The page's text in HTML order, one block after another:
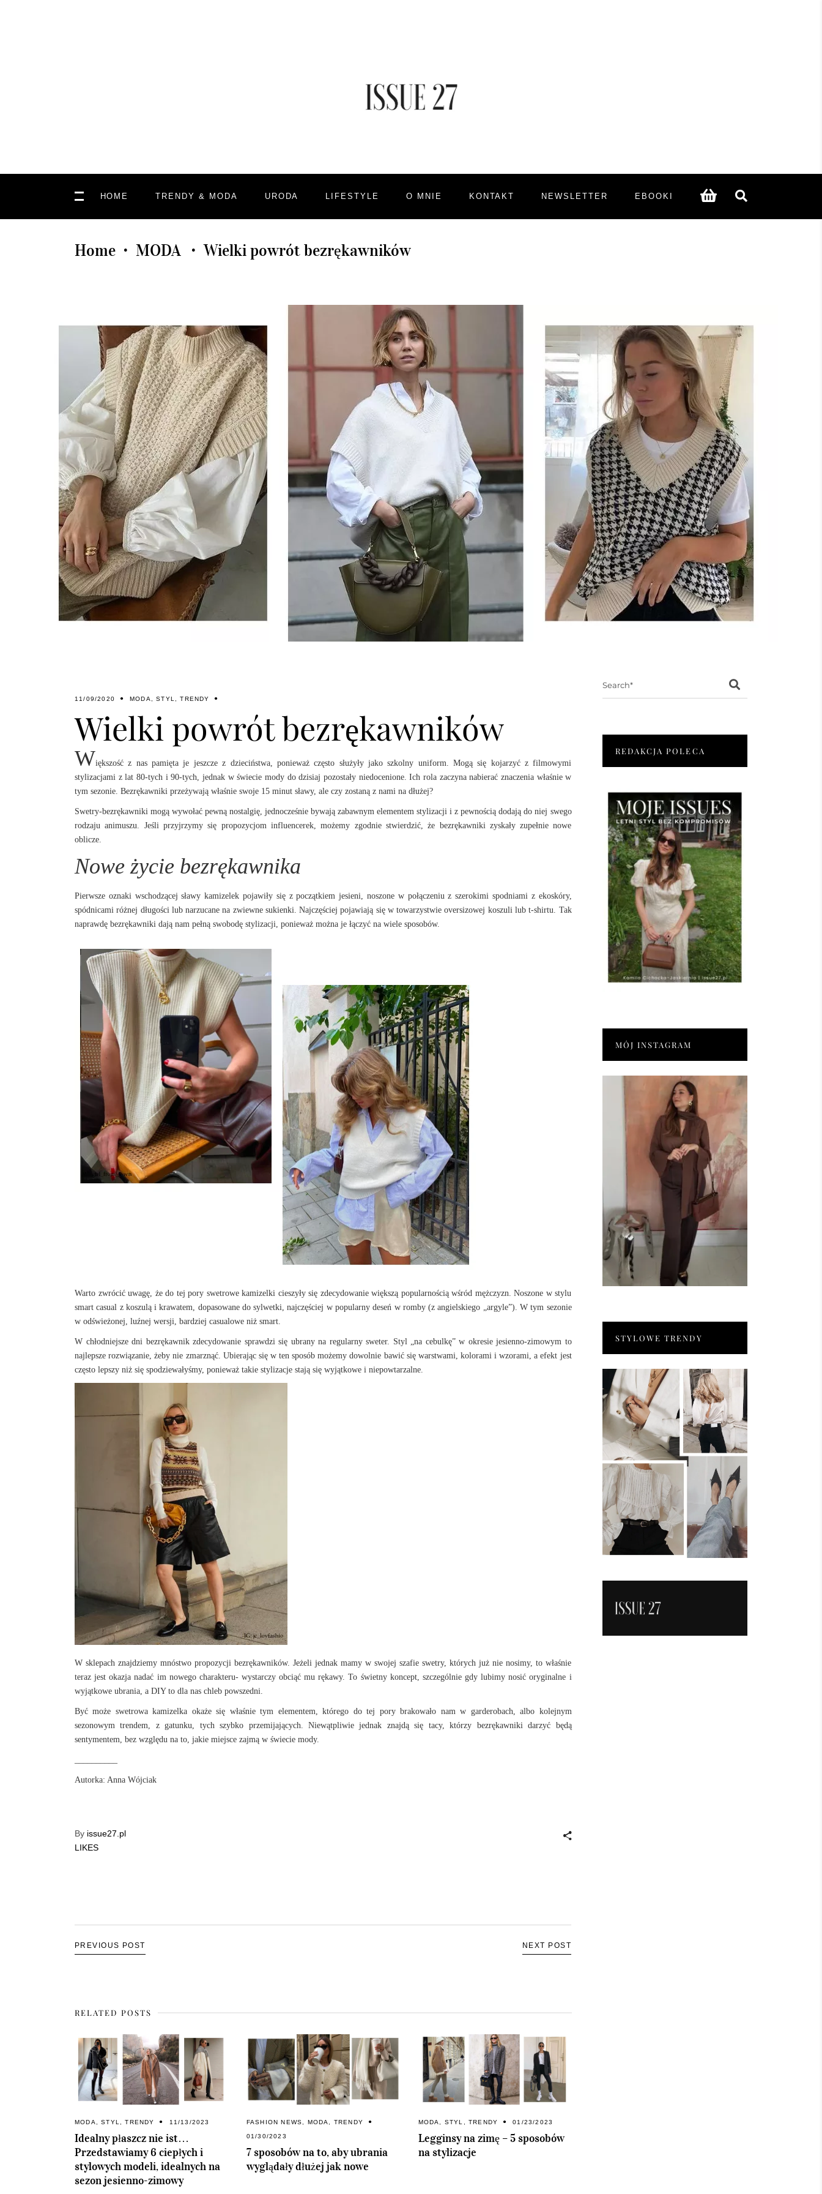
HOME TRENDY & MODA URODA LIFESTYLE O MNIE KONTAKT NEWSLETTER EBOOKI
Home • MODA • Wielki powrót bezrękawników
11/09/2020 MODA ,STYL ,TRENDY
Wielki powrót bezrękawników
Większość z nas pamięta je jeszcze z dzieciństwa, ponieważ często służyły jako szkolny uniform. Mogą się kojarzyć z filmowymi
stylizacjami z lat 80-tych i 90-tych, jednak w świecie mody do dzisiaj pozostały niedocenione. Ich rola zaczyna nabierać znaczenia właśnie w
tym sezonie. Bezrękawniki przeżywają właśnie swoje 15 minut sławy, ale czy zostaną z nami na dłużej?
Swetry-bezrękawniki mogą wywołać pewną nostalgię, jednocześnie bywają zabawnym elementem stylizacji i z pewnością dodają do niej swego
rodzaju animuszu. Jeśli przyjrzymy się propozycjom influencerek, możemy zgodnie stwierdzić, że bezrękawniki zyskały zupełnie nowe
oblicze.
Nowe życie bezrękawnika
Pierwsze oznaki wschodzącej sławy kamizelek pojawiły się z początkiem jesieni, noszone w połączeniu z szerokimi spodniami z ekoskóry,
spódnicami różnej długości lub narzucane na zwiewne sukienki. Najczęściej pojawiają się w towarzystwie oversizowej koszuli lub t-shirtu. Tak
naprawdę bezrękawniki dają nam pełną swobodę stylizacji, ponieważ można je łączyć na wiele sposobów.
Warto zwrócić uwagę, że do tej pory swetrowe kamizelki cieszyły się zdecydowanie większą popularnością wśród mężczyzn. Noszone w stylu
smart casual z koszulą i krawatem, dopasowane do sylwetki, najczęściej w popularny deseń w romby (z angielskiego „argyle”). W tym sezonie
w odświeżonej, luźnej wersji, bardziej casualowe niż smart.
W chłodniejsze dni bezrękawnik zdecydowanie sprawdzi się ubrany na regularny sweter. Styl „na cebulkę” w okresie jesienno-zimowym to
najlepsze rozwiązanie, żeby nie zmarznąć. Ubierając się w ten sposób możemy dowolnie bawić się warstwami, kolorami i wzorami, a efekt jest
często lepszy niż się spodziewałyśmy, ponieważ takie stylizacje stają się wyjątkowe i niepowtarzalne.
W sklepach znajdziemy mnóstwo propozycji bezrękawników. Jeżeli jednak mamy w swojej szafie swetry, których już nie nosimy, to właśnie
teraz jest okazja nadać im nowego charakteru- wystarczy obciąć mu rękawy. To świetny koncept, szczególnie gdy lubimy nosić oryginalne i
wyjątkowe ubrania, a DIY to dla nas chleb powszedni.
Być może swetrowa kamizelka okaże się właśnie tym elementem, którego do tej pory brakowało nam w garderobach, albo kolejnym
sezonowym trendem, z gatunku, tych szybko przemijających. Niewątpliwie jednak znajdą się tacy, którzy bezrękawniki darzyć będą
sentymentem, bez względu na to, jakie miejsce zajmą w świecie mody.
Autorka: Anna Wójciak
By issue27.pl
LIKES
PREVIOUS POST NEXT POST
RELATED POSTS
MODA ,STYL ,TRENDY 11/13/2023
Idealny płaszcz nie ist…
Przedstawiamy 6 ciepłych i
stylowych modeli, idealnych na
sezon jesienno-zimowy
FASHION NEWS MODA TRENDY
01/30/2023
7 sposobów na to, aby ubrania
wyglądały dłużej jak nowe
MODA STYL ,TRENDY 01/23/2023
Legginsy na zimę – 5 sposobów
na stylizacje
REDAKCJA POLECA
MÓJ INSTAGRAM
STYLOWE TRENDY